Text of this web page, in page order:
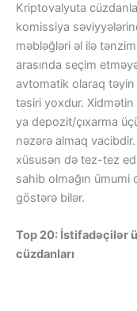
Kriptovalyuta
komissiya
məbləğləri əl ilə
arasında seçim
avtomatik olaraq
təsiri yoxdur.
ya depozit/çıxarma
nəzərə almaq
xüsusən də tez-tez
sahib olmağın
göstərə bilər.
Top 20: İstifadəçilər
cüzdanları